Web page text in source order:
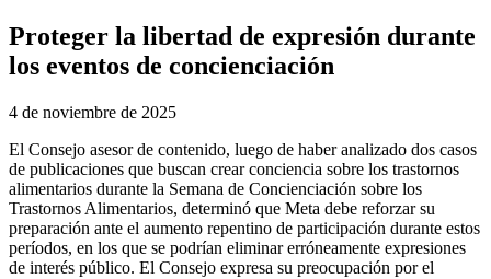
Proteger la libertad de expresión durante
los eventos de concienciación
4 de noviembre de 2025
El Consejo asesor de contenido, luego de haber analizado dos casos
de publicaciones que buscan crear conciencia sobre los trastornos
alimentarios durante la Semana de Concienciación sobre los
Trastornos Alimentarios, determinó que Meta debe reforzar su
preparación ante el aumento repentino de participación durante estos
períodos, en los que se podrían eliminar erróneamente expresiones
de interés público. El Consejo expresa su preocupación por el